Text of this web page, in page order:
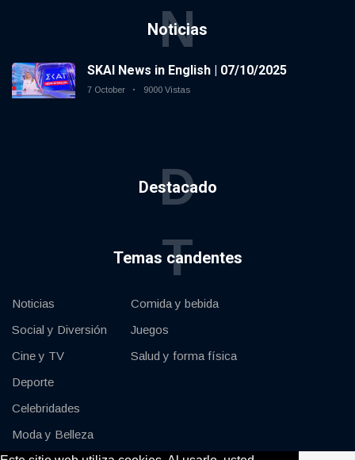
Noticias
N
SKAI News in English | 07/10/2025
7 October 9000 Vistas
Destacado
D
Temas candentes
T
Noticias
Social y Diversión
Cine y TV
Deporte
Celebridades
Moda y Belleza
Comida y bebida
Juegos
Salud y forma física